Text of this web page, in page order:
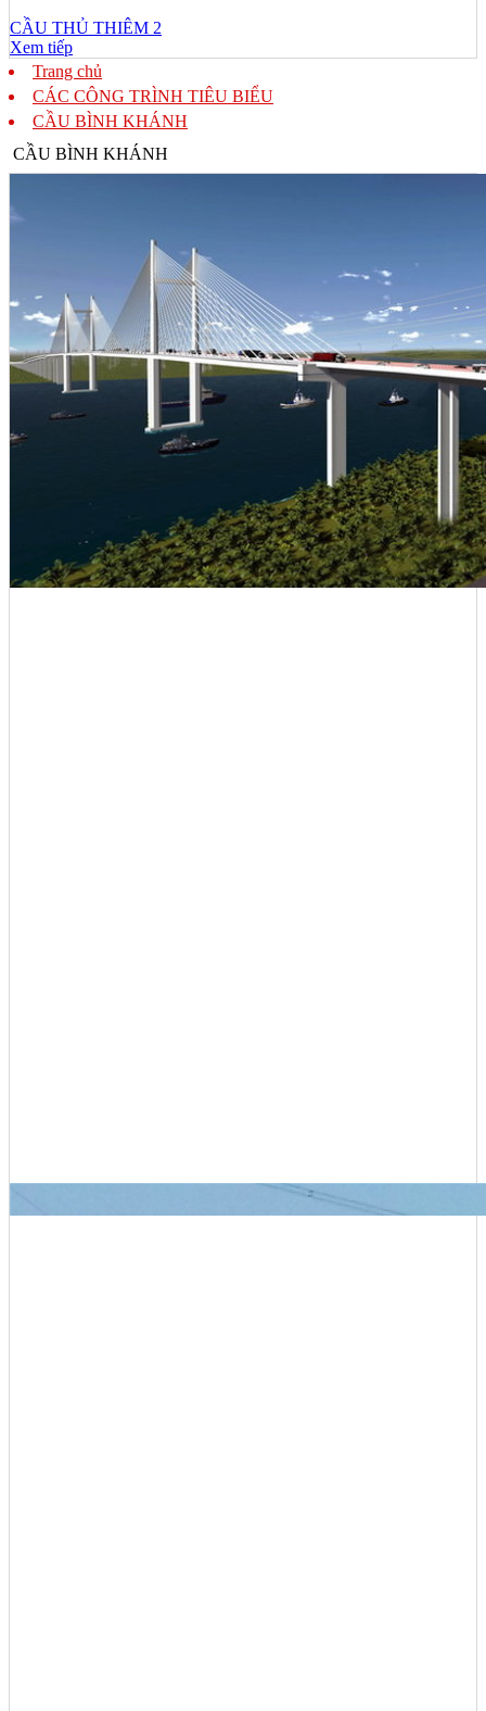
CẦU THỦ THIÊM 2
Xem tiếp
Trang chủ
CÁC CÔNG TRÌNH TIÊU BIỂU
CẦU BÌNH KHÁNH
CẦU BÌNH KHÁNH